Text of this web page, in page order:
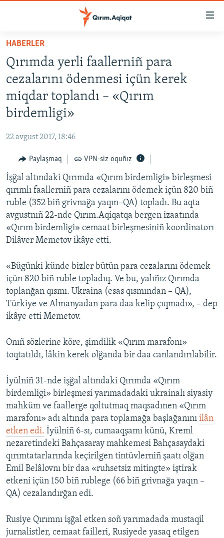
Esas
qaytmaq
Baş
navigatsiyağa
qaytmaq
Qıdıruvğa
HABERLER
SİYASET
İQTİSADİYAT
CEMİYET
İNSAN AQLARI
VİDEO
SÜRET
BLOGLAR
FİKİR
Русский
Українською
QOŞULIÑIZ!
HABERLER
Qırımda yerli faallerniñ para
cezalarını ödenmesi içün kerek
miqdar toplandı – «Qırım
birdemligi»
22 avgust 2017, 18:46
Paylaşmaq VPN-siz oquñız
İşğal altındaki Qırımda «Qırım birdemligi» birleşmesi
qırımlı faallerniñ para cezalarını ödemek içün 820 biñ
ruble (352 biñ grivnağa yaqın–QA) topladı. Bu aqta
avgustnıñ 22-nde Qırım.Aqiqatqa bergen izaatında
«Qırım birdemligi» cemaat birleşmesiniñ koordinatorı
Dilâver Memetov ikâye etti.
«Bügünki künde bizler bütün para cezalarını ödemek
içün 820 biñ ruble topladıq. Ve bu, yalıñız Qırımda
toplanğan qısmı. Ukraina (esas qısmından – QA),
Türkiye ve Almanyadan para daa kelip çıqmadı», – dep
ikâye etti Memetov.
Onıñ sözlerine köre, şimdilik «Qırım marafonı»
toqtatıldı, lâkin kerek olğanda bir daa canlandırılabilir.
İyülniñ 31-nde işğal altındaki Qırımda «Qırım
birdemligi» birleşmesi yarımadadaki ukrainalı siyasiy
mahküm ve faallerge qoltutmaq maqsadınen «Qırım
marafonı» adı altında para toplamağa başlağanını ilân
etken edi. İyülniñ 6-sı, cumaaqşamı künü, Kreml
nezaretindeki Bahçasaray mahkemesi Bahçasaydaki
qırımtatarlarında keçirilgen tintüvlerniñ şaatı olğan
Emil Belâlovnı bir daa «ruhsetsiz mitingte» iştirak
etkeni içün 150 biñ rublege (66 biñ grivnağa yaqın –
QA) cezalandırğan edi.
Rusiye Qırımnı işğal etken soñ yarımadada mustaqil
jurnalistler, cemaat failleri, Rusiyede yasaq etilgen